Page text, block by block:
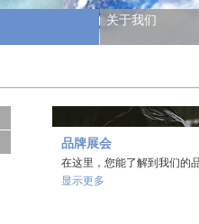
关于我们
品牌展会
在这里，您能了解到我们的
显示更多